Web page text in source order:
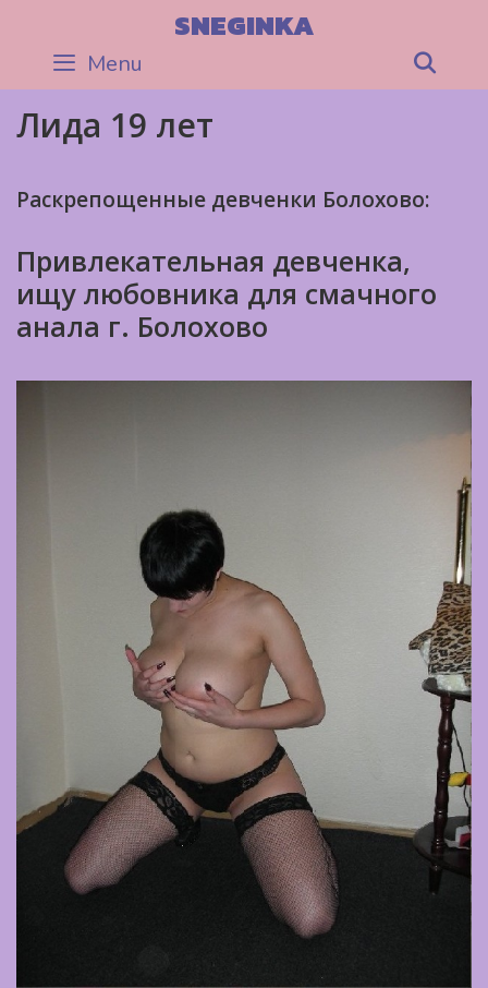
content
SNEGINKA
Menu
Лида 19 лет
Раскрепощенные девченки Болохово:
Привлекательная девченка,
ищу любовника для смачного
анала г. Болохово